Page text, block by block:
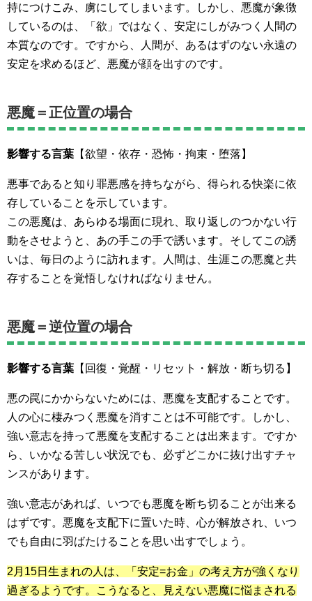
持につけこみ、虜にしてしまいます。しかし、悪魔が象徴
しているのは、「欲」ではなく、安定にしがみつく人間の
本質なのです。ですから、人間が、あるはずのない永遠の
安定を求めるほど、悪魔が顔を出すのです。
悪魔＝正位置の場合
影響する言葉 【欲望・依存・恐怖・拘束・堕落】
悪事であると知り罪悪感を持ちながら、得られる快楽に依
存していることを示しています。
この悪魔は、あらゆる場面に現れ、取り返しのつかない行
動をさせようと、あの手この手で誘います。そしてこの誘
いは、毎日のように訪れます。人間は、生涯この悪魔と共
存することを覚悟しなければなりません。
悪魔＝逆位置の場合
影響する言葉 【回復・覚醒・リセット・解放・断ち切る】
悪の罠にかからないためには、悪魔を支配することです。
人の心に棲みつく悪魔を消すことは不可能です。しかし、
強い意志を持って悪魔を支配することは出来ます。ですか
ら、いかなる苦しい状況でも、必ずどこかに抜け出すチャ
ンスがあります。
強い意志があれば、いつでも悪魔を断ち切ることが出来る
はずです。悪魔を支配下に置いた時、心が解放され、いつ
でも自由に羽ばたけることを思い出すでしょう。
2月15日生まれの人は、「安定=お金」の考え方が強くなり
過ぎるようです。こうなると、見えない悪魔に悩まされる